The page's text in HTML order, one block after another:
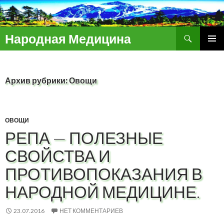
Народная Медицина
ПЕРЕЙТИ
Архив рубрики: Овощи
ОВОЩИ
РЕПА — ПОЛЕЗНЫЕ
СВОЙСТВА И
ПРОТИВОПОКАЗАНИЯ В
НАРОДНОЙ МЕДИЦИНЕ.
23.07.2016 НЕТ КОММЕНТАРИЕВ